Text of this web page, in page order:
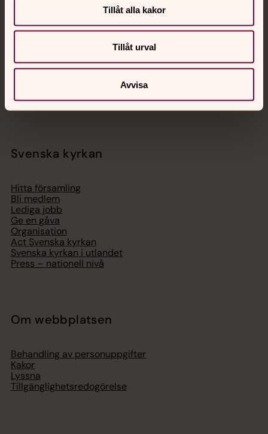
Tillåt alla kakor
Tillåt urval
Avvisa
Akut samtals- och krisstöd. Prata eller chatta anonymt
med en präst på kvällar och nätter.
Chatt
Svenska kyrkan
Hitta församling
Bli medlem
Lediga jobb
Ge en gåva
Organisation
Act Svenska kyrkan
Svenska kyrkan i utlandet
Press – nationell nivå
Om webbplatsen
Behandling av personuppgifter
Kakor
Lyssna
Tillgänglighetsredogörelse